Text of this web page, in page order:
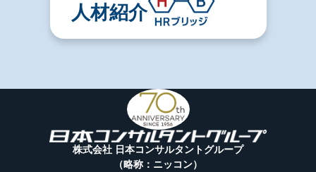
人材紹介
株式会社 日本コンサルタントグループ
（略称：ニッコン）